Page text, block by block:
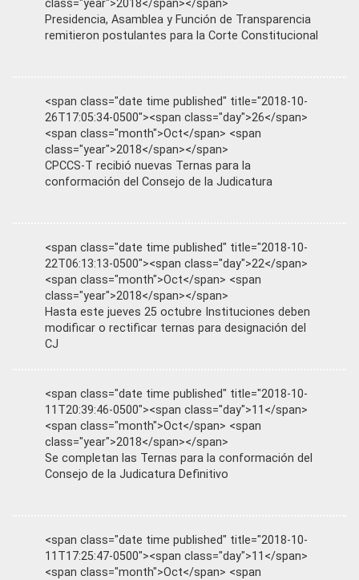
class="year">2018</span></span>
Presidencia, Asamblea y Función de Transparencia
remitieron postulantes para la Corte Constitucional
<span class="date time published" title="2018-10-
26T17:05:34-0500"><span class="day">26</span>
<span class="month">Oct</span> <span
class="year">2018</span></span>
CPCCS-T recibió nuevas Ternas para la
conformación del Consejo de la Judicatura
<span class="date time published" title="2018-10-
22T06:13:13-0500"><span class="day">22</span>
<span class="month">Oct</span> <span
class="year">2018</span></span>
Hasta este jueves 25 octubre Instituciones deben
modificar o rectificar ternas para designación del
CJ
<span class="date time published" title="2018-10-
11T20:39:46-0500"><span class="day">11</span>
<span class="month">Oct</span> <span
class="year">2018</span></span>
Se completan las Ternas para la conformación del
Consejo de la Judicatura Definitivo
<span class="date time published" title="2018-10-
11T17:25:47-0500"><span class="day">11</span>
<span class="month">Oct</span> <span